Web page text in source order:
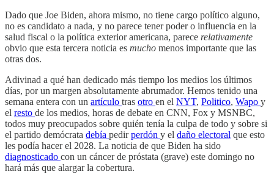
Dado que Joe Biden, ahora mismo, no tiene cargo político alguno,
no es candidato a nada, y no parece tener poder o influencia en la
salud fiscal o la política exterior americana, parece relativamente
obvio que esta tercera noticia es mucho menos importante que las
otras dos.
Adivinad a qué han dedicado más tiempo los medios los últimos
días, por un margen absolutamente abrumador. Hemos tenido una
semana entera con un artículo tras otro en el NYT, Politico, Wapo y
el resto de los medios, horas de debate en CNN, Fox y MSNBC,
todos muy preocupados sobre quién tenía la culpa de todo y sobre si
el partido demócrata debía pedirperdón y el daño electoral que esto
les podía hacer el 2028. La noticia de que Biden ha sido
diagnosticado con un cáncer de próstata (grave) este domingo no
hará más que alargar la cobertura.